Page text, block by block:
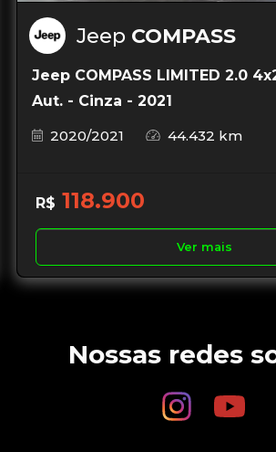
Jeep COMPASS
Jeep COMPASS LIMITED 2.0
Aut. - Cinza - 2021
2020/2021
44.432 km
R$ 118.900
Ver mais
Nossas redes